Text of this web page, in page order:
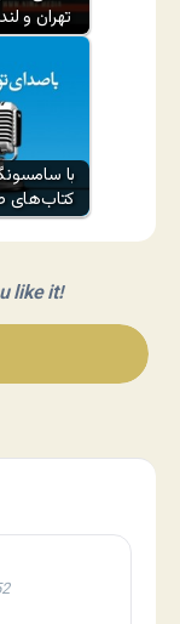
تهران و
با
کتاب‌های
like it!